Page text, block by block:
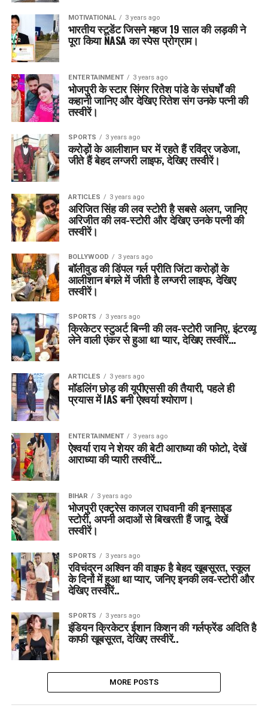
MOTIVATIONAL 3 years ago
भारतीय स्टूडेंट जिसने महज 19 साल की लड़की ने
पूरा किया NASA का स्पेस प्रोग्राम।
ENTERTAINMENT 3 years ago
भोजपुरी के स्टार सिंगर रितेश पांडे के संघर्षों की
कहानी जानिए और देखिए रितेश संग उनके पत्नी की
तस्वीरें।
SPORTS 3 years ago
करोड़ों के आलीशान घर में रहते हैं रविंद्र जडेजा,
जीते हैं बेहद लग्जरी लाइफ, देखिए तस्वीरें।
ARTICLES 3 years ago
अरिजित सिंह की लव स्टोरी है सबसे अलग, जानिए
अरिजीत की लव-स्टोरी और देखिए उनके पत्नी की
तस्वीरें।
BOLLYWOOD 3 years ago
बॉलीवुड की डिंपल गर्ल प्रीति जिंटा करोड़ों के
आलीशान बंगले में जीती है लग्जरी लाइफ, देखिए
तस्वीरें।
SPORTS 3 years ago
क्रिकेटर स्टुअर्ट बिन्नी की लव-स्टोरी जानिए, इंटरव्यू
लेने वाली एंकर से हुआ था प्यार, देखिए तस्वीरें…
ARTICLES 3 years ago
मॉडलिंग छोड़ की यूपीएससी की तैयारी, पहले ही
प्रयास में IAS बनी ऐश्वर्या श्योराण।
ENTERTAINMENT 3 years ago
ऐश्वर्या राय ने शेयर की बेटी आराध्या की फोटो, देखें
आराध्या की प्यारी तस्वीरें…
BIHAR 3 years ago
भोजपुरी एक्ट्रेस काजल राघवानी की इनसाइड
स्टोरी, अपनी अदाओं से बिखरती हैं जादू, देखें
तस्वीरें।
SPORTS 3 years ago
रविचंद्रन अश्विन की वाइफ है बेहद खूबसूरत, स्कूल
के दिनों में हुआ था प्यार, जनिए इनकी लव-स्टोरी और
देखिए तस्वीरें..
SPORTS 3 years ago
इंडियन क्रिकेटर ईशान किशन की गर्लफ्रेंड अदिति है
काफी खूबसूरत, देखिए तस्वीरें..
MORE POSTS